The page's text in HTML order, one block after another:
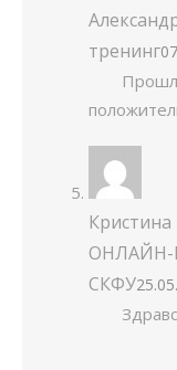
тренинг
Кристина
ОНЛАЙН-
СКФУ